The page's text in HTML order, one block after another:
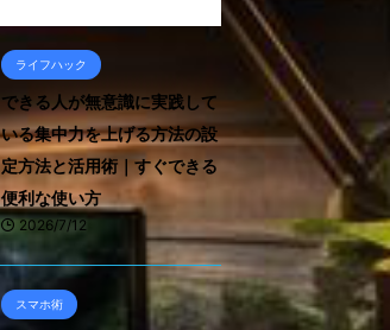
ライフハック
できる人が無意識に実践して
いる集中力を上げる方法の設
定方法と活用術｜すぐできる
便利な使い方
2026/7/12
スマホ術